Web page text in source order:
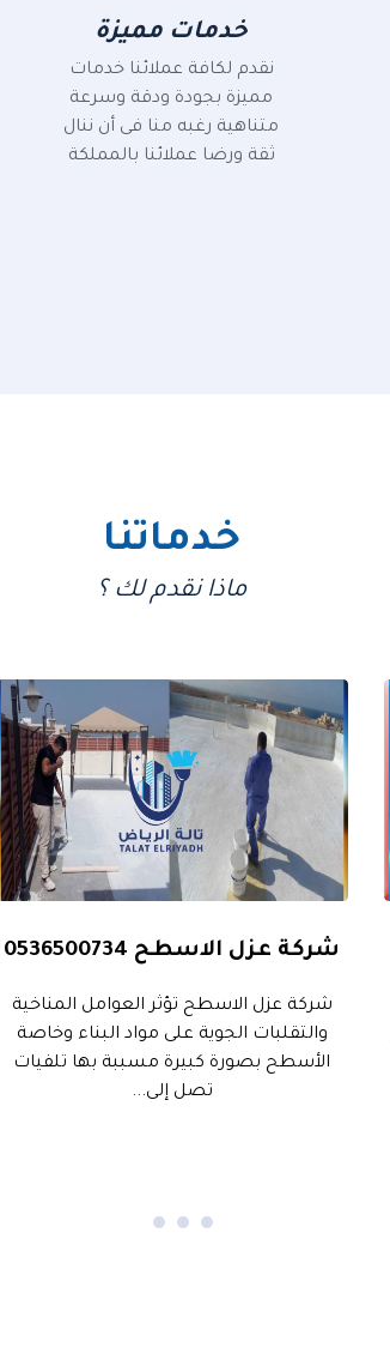
خدمات مميزة
نقدم لكافة عملائنا خدمات
مميزة بجودة ودقة وسرعة
متناهية رغبه منا فى أن ننال
ثقة ورضا عملائنا بالمملكة
خدماتنا
ماذا نقدم لك ؟
شركة عزل الاسطح 0536500734
شركة عزل الاسطح تؤثر العوامل المناخية
والتقلبات الجوية على مواد البناء وخاصة
الأسطح بصورة كبيرة مسببة بها تلفيات
تصل إلى...